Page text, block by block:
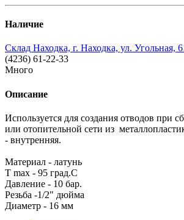
Наличие
Склад Находка, г. Находка, ул. Угольная,
(4236) 61-22-33
Много
Описание
Используется для создания отводов при
или отопительной сети из
- внутренняя.
Материал - латунь
T max - 95 град.C
Давление - 10 бар.
Резьба -1/2" дюйма
Диаметр - 16 мм